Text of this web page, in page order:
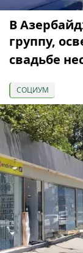
В
группу,
свадьбе
СОЦИУМ